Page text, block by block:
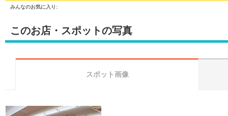
みんなのお気に入り:
このお店・スポットの写真
スポット画像